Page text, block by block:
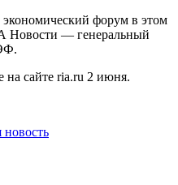
форум в этом
Новости — генеральный
на сайте ria.ru 2 июня.